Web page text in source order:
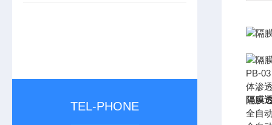
TEL-PHONE
PB-
体渗
隔膜
全自